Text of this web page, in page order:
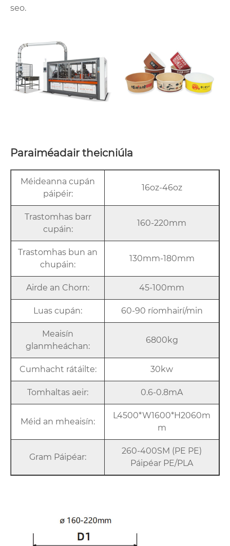
seo.
Paraiméadair theicniúla
Méideanna cupán
páipéir:
16oz-46oz
Trastomhas barr
cupáin:
160-220mm
Trastomhas bun an
chupáin:
130mm-180mm
Airde an Chorn: 45-100mm
Luas cupán: 60-90 ríomhairí/min
Meaisín
glanmheáchan:
6800kg
Cumhacht rátáilte: 30kw
Tomhaltas aeir: 0.6-0.8mA
Méid an mheaisín:
L4500*W1600*H2060m
m
Gram Páipéar:
260-400SM (PE PE)
Páipéar PE/PLA